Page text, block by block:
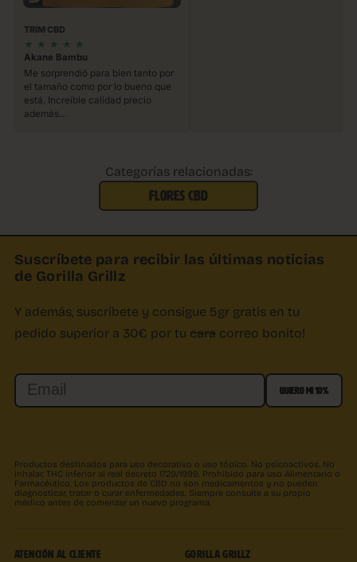
TRIM CBD
★ ★ ★ ★ ★
Akane Bambu
Me sorprendió para bien tanto por
el tamaño como por lo bueno que
está. Increíble calidad precio
además…
Categorías relacionadas:
FLORES CBD
Suscríbete para recibir las últimas noticias
de Gorilla Grillz
Y además, suscríbete y consigue 5gr gratis en tu
pedido superior a 30€ por tu cara correo bonito!
Email QUIERO MI 10%
Productos destinados para uso decorativo o uso tópico. No psicoactivos. No
inhalar. THC inferior al real decreto 1729/1999. Prohibido para uso Alimentario o
Farmacéutico. Los productos de CBD no son medicamentos y no pueden
diagnosticar, tratar o curar enfermedades. Siempre consulte a su propio
médico antes de comenzar un nuevo programa.
ATENCIÓN AL CLIENTE GORILLA GRILLZ